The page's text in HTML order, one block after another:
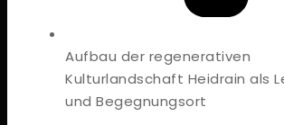
Aufbau der regenerativen
Kulturlandschaft Heidrain als
und Begegnungsort